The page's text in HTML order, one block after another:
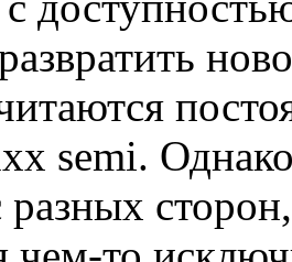
semi.
разных